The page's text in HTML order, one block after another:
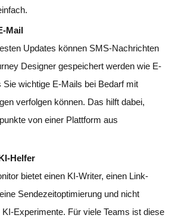
Mail
Updates können SMS-Nachrichten
Designer gespeichert werden wie E-
Sie wichtige E-Mails bei Bedarf mit
verfolgen können. Das hilft dabei,
von einer Plattform aus
Helfer
bietet einen KI-Writer, einen Link-
Sendezeitoptimierung und nicht
Experimente. Für viele Teams ist diese